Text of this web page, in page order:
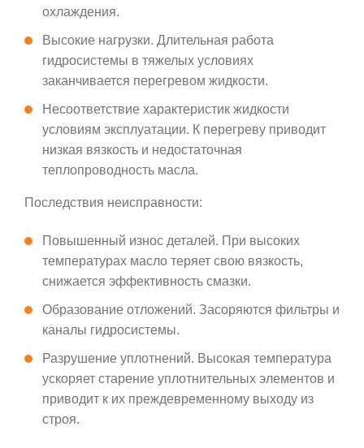
охлаждения.
Высокие нагрузки. Длительная работа
гидросистемы в тяжелых условиях
заканчивается перегревом жидкости.
Несоответствие характеристик жидкости
условиям эксплуатации. К перегреву приводит
низкая вязкость и недостаточная
теплопроводность масла.
Последствия неисправности:
Повышенный износ деталей. При высоких
температурах масло теряет свою вязкость,
снижается эффективность смазки.
Образование отложений. Засоряются фильтры и
каналы гидросистемы.
Разрушение уплотнений. Высокая температура
ускоряет старение уплотнительных элементов и
приводит к их преждевременному выходу из
строя.